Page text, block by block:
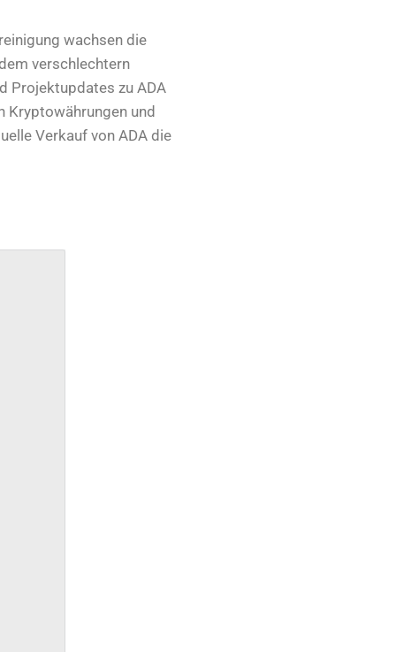
wachsen die
verschlechtern
Projektupdates zu ADA
Kryptowährungen und
Verkauf von ADA die